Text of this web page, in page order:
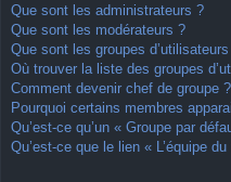
Que sont les administrateurs ?
Que sont les modérateurs ?
Que sont les groupes
Où trouver la liste des groupes
Comment devenir chef de groupe ?
Pourquoi certains membres
Qu’est-ce qu’un « Groupe par
Qu’est-ce que le lien « L’équipe